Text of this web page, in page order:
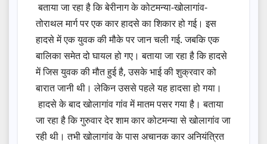
बताया जा रहा है कि बेरीनाग के कोटमन्या-खोलागांव-
तोराथल मार्ग पर एक कार हादसे का शिकार हो गई। इस
हादसे में एक युवक की मौके पर जान चली गई. जबकि एक
बालिका समेत दो घायल हो गए। बताया जा रहा है कि हादसे
में जिस युवक की मौत हुई है, उसके भाई की शुक्रवार को
बारात जानी थी। लेकिन उससे पहले यह हादसा हो गया।
हादसे के बाद खोलागांव गांव में मातम पसर गया है। बताया
जा रहा है कि गुरुवार देर शाम कार कोटमन्या से खोलागांव जा
रही थी। तभी खोलागांव के पास अचानक कार अनियंत्रित